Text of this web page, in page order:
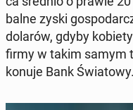
bal­ne zyski
dolarów, gdyby
firmy w takim samym
ko­nu­je Bank Świa­to­wy.